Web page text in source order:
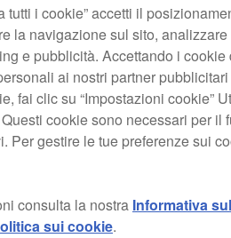
che offre il controllo nativo del
tutti i cookie” accetti il
la navigazione sul sito,
e pubblicità. Accettando i
ai nostri partner
fai clic su “Impostazioni cookie”
cookie sono necessari per il
Per gestire le tue preferenze sui
consulta la nostra Informativa
sui cookie.